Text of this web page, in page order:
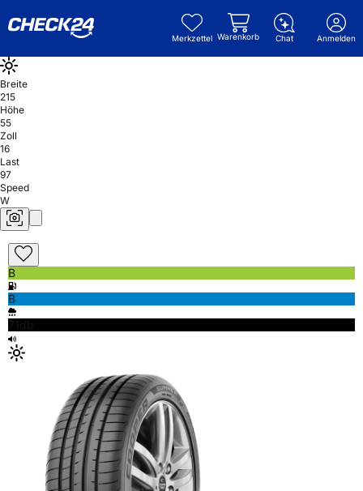
Merkzettel Warenkorb Chat Anmelden
Breite
215
Höhe
55
Zoll
16
Last
97
Speed
W
B
B
71db